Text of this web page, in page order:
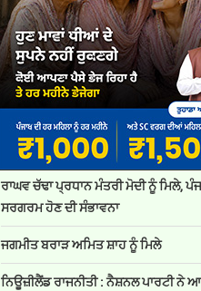
ਰਾਘਵ ਚੱਢਾ ਪ੍ਰਧਾਨ ਮੰਤਰੀ ਮੋਦੀ ਨੂੰ ਮਿਲੇ,
ਸਰਗਰਮ ਹੋਣ ਦੀ ਸੰਭਾਵਨਾ
ਜਗਮੀਤ ਬਰਾੜ ਅਮਿਤ ਸ਼ਾਹ ਨੂੰ ਮਿਲੇ
ਨਿਊਜ਼ੀਲੈਂਡ ਰਾਜਨੀਤੀ : ਨੈਸ਼ਨਲ ਪਾਰਟੀ ਨੇ